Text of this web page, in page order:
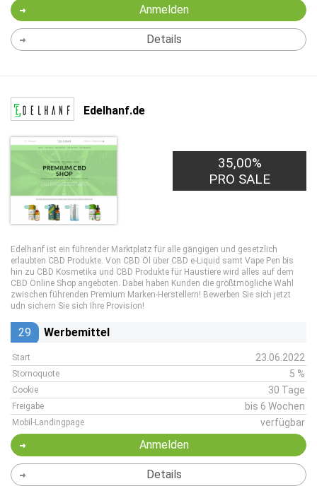
Anmelden
Details
Edelhanf.de
35,00%
PRO SALE
Edelhanf ist ein führender Marktplatz für alle gängigen und gesetzlich
erlaubten CBD Produkte. Von CBD Öl über CBD e-Liquid samt Vape Pen bis
hin zu CBD Kosmetika und CBD Produkte für Haustiere wird alles auf dem
CBD Online Shop angeboten. Dabei haben Kunden die größtmögliche Wahl
zwischen führenden Premium Marken-Herstellern! Bewerben Sie sich jetzt
udn sichern Sie sich Ihre Provision!
29 Werbemittel
Start 23.06.2022
Stornoquote 5 %
Cookie 30 Tage
Freigabe bis 6 Wochen
Mobil-Landingpage verfügbar
Anmelden
Details